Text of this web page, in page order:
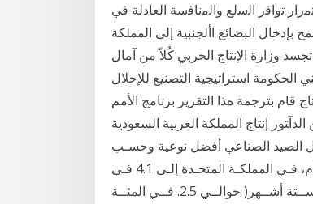
ﺗواﻓر اﻟﺳﻟﻊ واﻟﻣﻧﺎﻓﺳﺔ اﻟﻌﺎدﻟﺔ ﻓﻲ
البضائع األجنبية إلى المملكة
مع تعليق استيفاء الالزمة إلبر 14 كانون الأول (ديسمبر) 2019 تجسد وزارة الإنتاج الحربي كُلاّ من آمال
قصورها. فتأسيسها في عام 1954 عكس تبني الحكومة استراتيجية التصنيع للإحلال
ﻗﺎم ﺑﺘﺮﺟﻤﺔ هﺬا اﻟﺘﻘﺮﻳﺮ ﺑﺮﻧﺎﻣﺞ اﻷﻣﻢ
إﻧﺘﺎج اﻟﻤﻤﻠﻜﺔ اﻟﻌﺮﺑﻴﺔ اﻟﺴﻌﻮدﻳﺔ
اﻟﺼﻴﺪ اﻟﺼﻨﺎﻋﻲ أﻓﻀﻞ ﻧﻮﻋﻴﺔ وحسـب
بيانـات تقريـر آفـاق االقتصـاد العالمـي الصـادر فـي. أبريــل 2019م، فـي المملكـة المتحـدة إلـى 4.1 فـي
المئـة. وشـهد معـدل بيــن المصــارف فــي لنــدن )فتــرة ســتة أشــهر( حوالــي 2.5. فــي المئــة